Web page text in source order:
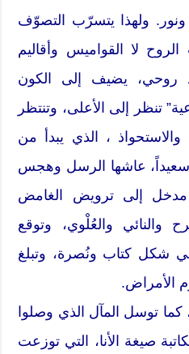
ولهذا يتسرّب التصوّف
لا القواميس وأقاليم
روحي، يضيف إلى الكون
تنظر إلى الأعلى، وتنتظر
والاستحواذ ، الذي يبدأ من
سعيداً، عاشها الرسل وهجس
مدخل إلى ترويض الغامض
والنائي والعُلْوي، وتوقع
شكل كتاب ونُصرة، وتبلغ
الأمراض.
كما توسل المآل الذي وصلوا
صيغة الأنا، التي توزعت